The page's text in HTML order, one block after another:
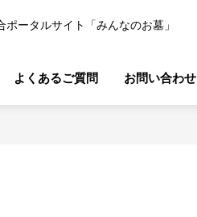
ポータルサイト「みんなのお墓」
よくあるご質問 お問い合わせ